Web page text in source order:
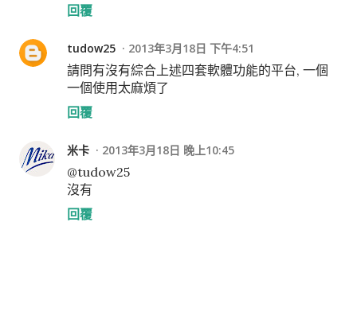
回覆
tudow25 2013年3月18日 下午4:51
請問有沒有綜合上述四套軟體功能的平台, 一個
一個使用太麻煩了
回覆
米卡 2013年3月18日 晚上10:45
@tudow25
沒有
回覆